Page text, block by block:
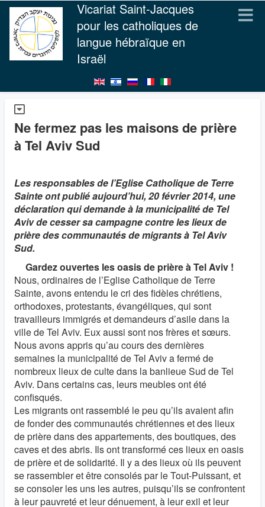
Vicariat Saint-Jacques
pour les catholiques de
langue hébraïque en
Israël
Ne fermez pas les maisons de prière
à Tel Aviv Sud
Les responsables de l’Eglise Catholique de Terre
Sainte ont publié aujourd’hui, 20 février 2014, une
déclaration qui demande à la municipalité de Tel
Aviv de cesser sa campagne contre les lieux de
prière des communautés de migrants à Tel Aviv
Sud.
Gardez ouvertes les oasis de prière à Tel Aviv !
Nous, ordinaires de l’Eglise Catholique de Terre
Sainte, avons entendu le cri des fidèles chrétiens,
orthodoxes, protestants, évangéliques, qui sont
travailleurs immigrés et demandeurs d’asile dans la
ville de Tel Aviv. Eux aussi sont nos frères et sœurs.
Nous avons appris qu’au cours des dernières
semaines la municipalité de Tel Aviv a fermé de
nombreux lieux de culte dans la banlieue Sud de Tel
Aviv. Dans certains cas, leurs meubles ont été
confisqués.
Les migrants ont rassemblé le peu qu’ils avaient afin
de fonder des communautés chrétiennes et des lieux
de prière dans des appartements, des boutiques, des
caves et des abris. Ils ont transformé ces lieux en oasis
de prière et de solidarité. Il y a des lieux où ils peuvent
se rassembler et être consolés par le Tout-Puissant, et
se consoler les uns les autres, puisqu’ils se confrontent
à leur pauvreté et leur dénuement, à leur exil et leur